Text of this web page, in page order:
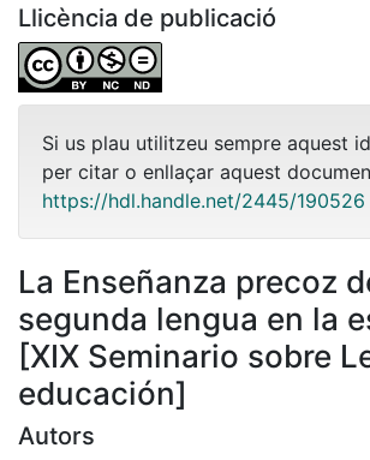
Llicència de publicació
Si us plau utilitzeu sempre aquest
per citar o enllaçar aquest
https://hdl.handle.net/2445/190526
La Enseñanza precoz
segunda lengua en la
[XIX Seminario sobre
educación]
Autors